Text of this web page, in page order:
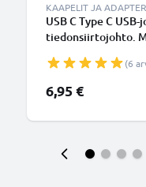
KAAPELIT JA
USB C Type C
tiedonsiirtojohto.
(6
6,95 €